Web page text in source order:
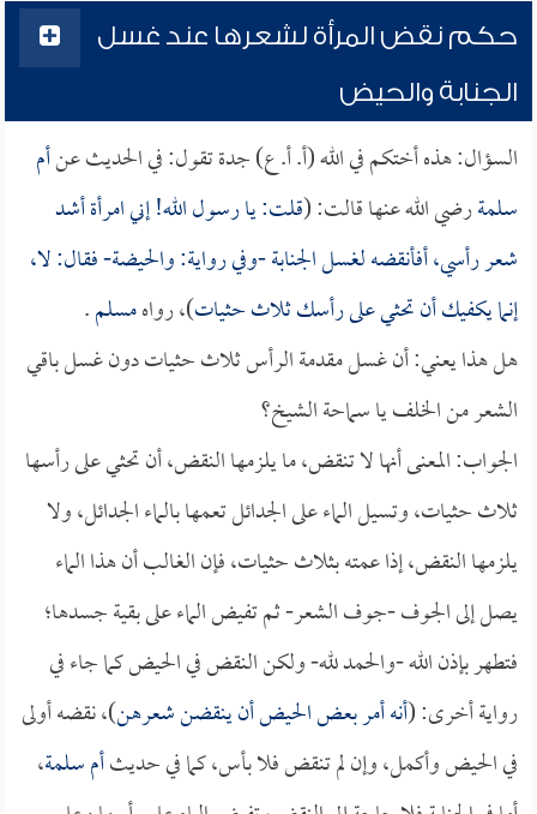
حكم نقض المرأة لشعرها عند غسل
الجنابة والحيض
السؤال: هذه أختكم في الله (أ. أ. ع) جدة تقول: في الحديث عنأم
سلمةرضي الله عنها قالت: (قلت: يا رسول الله! إني امرأة أشد
شعر رأسي، أفأنقضه لغسل الجنابة -وفي رواية: والحيضة- فقال: لا،
إنما يكفيك أن تحثي على رأسك ثلاث حثيات)، رواهمسلم.
هل هذا يعني: أن غسل مقدمة الرأس ثلاث حثيات دون غسل باقي
الشعر من الخلف يا سماحة الشيخ؟
الجواب: المعنى أنها لا تنقض، ما يلزمها النقض، أن تحثي على رأسها
ثلاث حثيات، وتسيل الماء على الجدائل تعمها بالماء الجدائل، ولا
يلزمها النقض، إذا عمته بثلاث حثيات، فإن الغالب أن هذا الماء
يصل إلى الجوف -جوف الشعر- ثم تفيض الماء على بقية جسدها؛
فتطهر بإذن الله -والحمد لله- ولكن النقض في الحيض كما جاء في
رواية أخرى: (أنه أمر بعض الحيض أن ينقضن شعرهن)، نقضه أولى
في الحيض وأكمل، وإن لم تنقض فلا بأس، كما في حديثأم سلمة،